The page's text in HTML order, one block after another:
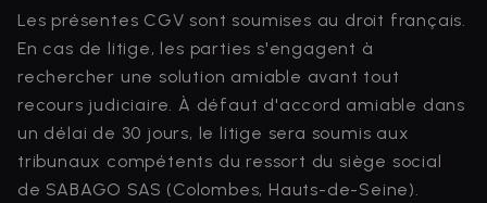
Les présentes CGV sont soumises au droit français.
En cas de litige, les parties s'engagent à
rechercher une solution amiable avant tout
recours judiciaire. À défaut d'accord amiable dans
un délai de 30 jours, le litige sera soumis aux
tribunaux compétents du ressort du siège social
de SABAGO SAS (Colombes, Hauts-de-Seine).